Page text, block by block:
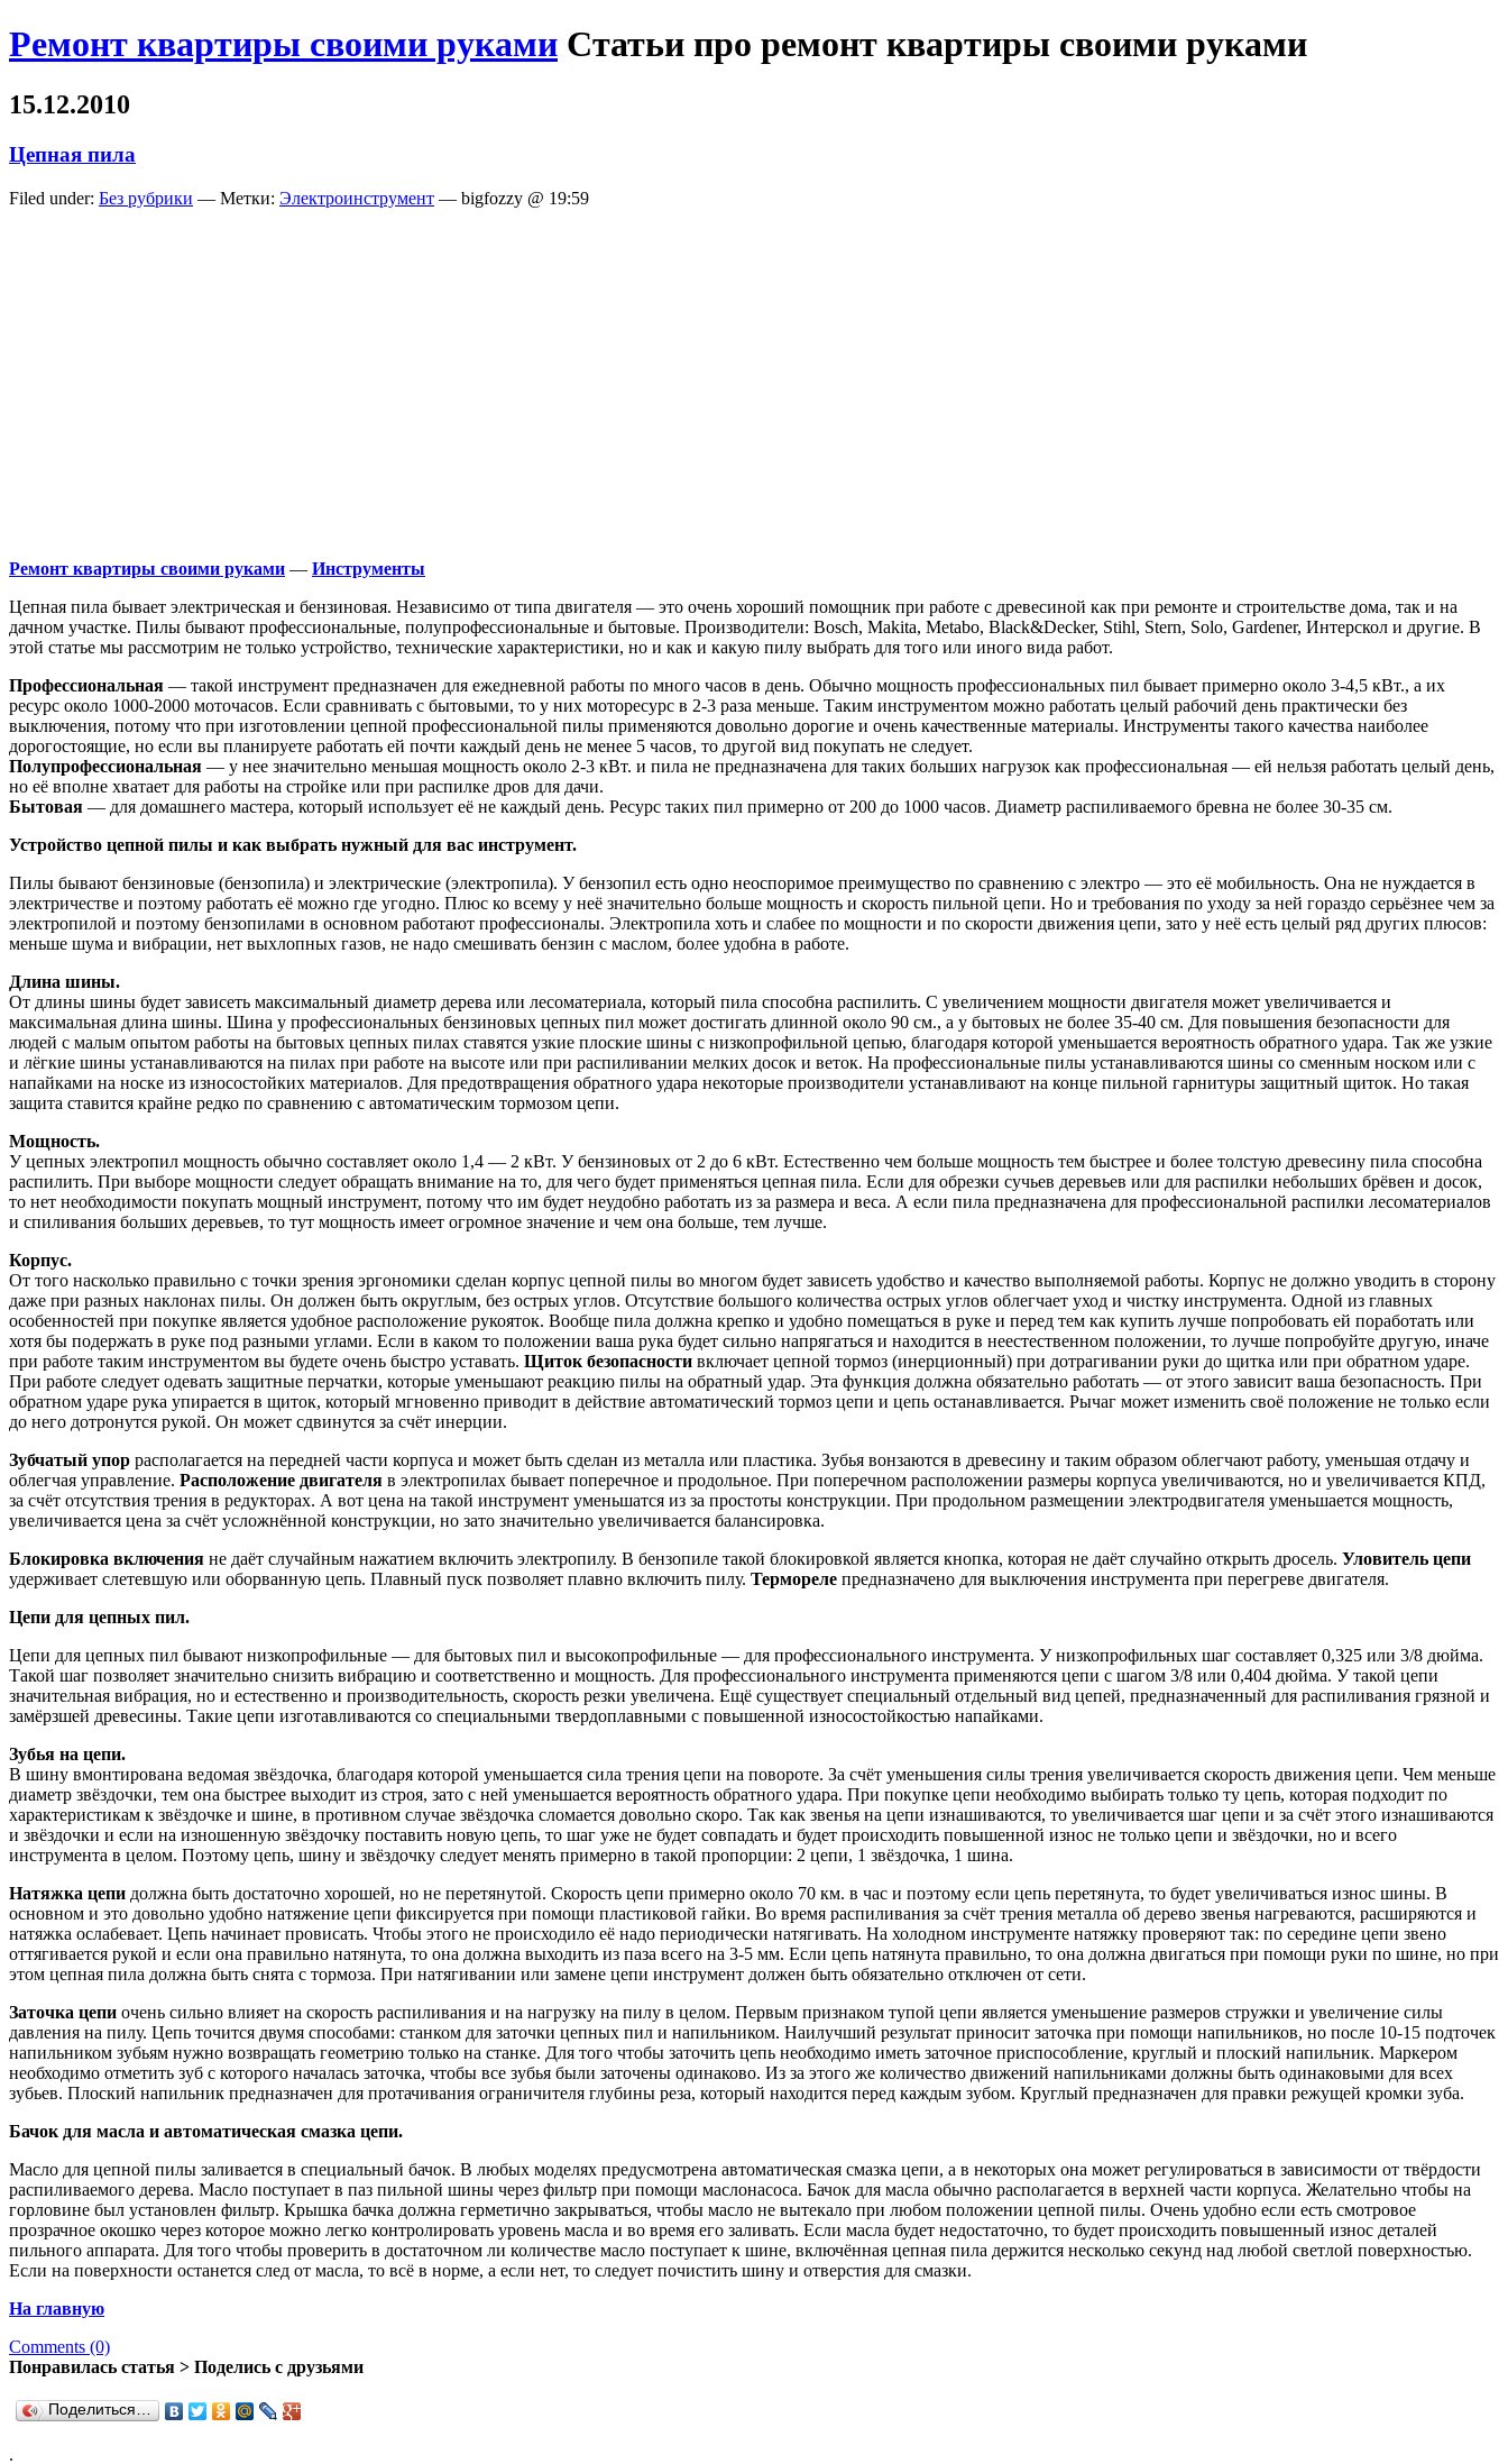
Ремонт квартиры своими руками Статьи про ремонт квартиры своими руками
15.12.2010
Цепная пила
Filed under: Без рубрики — Метки: Электроинструмент — bigfozzy @ 19:59
Ремонт квартиры своими руками — Инструменты
Цепная пила бывает электрическая и бензиновая. Независимо от типа двигателя — это очень хороший помощник при работе с древесиной как при ремонте и строительстве дома, так и на
дачном участке. Пилы бывают профессиональные, полупрофессиональные и бытовые. Производители: Bosch, Makita, Metabo, Black&Decker, Stihl, Stern, Solo, Gardener, Интерскол и другие. В
этой статье мы рассмотрим не только устройство, технические характеристики, но и как и какую пилу выбрать для того или иного вида работ.
Профессиональная — такой инструмент предназначен для ежедневной работы по много часов в день. Обычно мощность профессиональных пил бывает примерно около 3-4,5 кВт., а их
ресурс около 1000-2000 моточасов. Если сравнивать с бытовыми, то у них моторесурс в 2-3 раза меньше. Таким инструментом можно работать целый рабочий день практически без
выключения, потому что при изготовлении цепной профессиональной пилы применяются довольно дорогие и очень качественные материалы. Инструменты такого качества наиболее
дорогостоящие, но если вы планируете работать ей почти каждый день не менее 5 часов, то другой вид покупать не следует.
Полупрофессиональная — у нее значительно меньшая мощность около 2-3 кВт. и пила не предназначена для таких больших нагрузок как профессиональная — ей нельзя работать целый день,
но её вполне хватает для работы на стройке или при распилке дров для дачи.
Бытовая — для домашнего мастера, который использует её не каждый день. Ресурс таких пил примерно от 200 до 1000 часов. Диаметр распиливаемого бревна не более 30-35 см.
Устройство цепной пилы и как выбрать нужный для вас инструмент.
Пилы бывают бензиновые (бензопила) и электрические (электропила). У бензопил есть одно неоспоримое преимущество по сравнению с электро — это её мобильность. Она не нуждается в
электричестве и поэтому работать её можно где угодно. Плюс ко всему у неё значительно больше мощность и скорость пильной цепи. Но и требования по уходу за ней гораздо серьёзнее чем за
электропилой и поэтому бензопилами в основном работают профессионалы. Электропила хоть и слабее по мощности и по скорости движения цепи, зато у неё есть целый ряд других плюсов:
меньше шума и вибрации, нет выхлопных газов, не надо смешивать бензин с маслом, более удобна в работе.
Длина шины.
От длины шины будет зависеть максимальный диаметр дерева или лесоматериала, который пила способна распилить. С увеличением мощности двигателя может увеличивается и
максимальная длина шины. Шина у профессиональных бензиновых цепных пил может достигать длинной около 90 см., а у бытовых не более 35-40 см. Для повышения безопасности для
людей с малым опытом работы на бытовых цепных пилах ставятся узкие плоские шины с низкопрофильной цепью, благодаря которой уменьшается вероятность обратного удара. Так же узкие
и лёгкие шины устанавливаются на пилах при работе на высоте или при распиливании мелких досок и веток. На профессиональные пилы устанавливаются шины со сменным носком или с
напайками на носке из износостойких материалов. Для предотвращения обратного удара некоторые производители устанавливают на конце пильной гарнитуры защитный щиток. Но такая
защита ставится крайне редко по сравнению с автоматическим тормозом цепи.
Мощность.
У цепных электропил мощность обычно составляет около 1,4 — 2 кВт. У бензиновых от 2 до 6 кВт. Естественно чем больше мощность тем быстрее и более толстую древесину пила способна
распилить. При выборе мощности следует обращать внимание на то, для чего будет применяться цепная пила. Если для обрезки сучьев деревьев или для распилки небольших брёвен и досок,
то нет необходимости покупать мощный инструмент, потому что им будет неудобно работать из за размера и веса. А если пила предназначена для профессиональной распилки лесоматериалов
и спиливания больших деревьев, то тут мощность имеет огромное значение и чем она больше, тем лучше.
Корпус.
От того насколько правильно с точки зрения эргономики сделан корпус цепной пилы во многом будет зависеть удобство и качество выполняемой работы. Корпус не должно уводить в сторону
даже при разных наклонах пилы. Он должен быть округлым, без острых углов. Отсутствие большого количества острых углов облегчает уход и чистку инструмента. Одной из главных
особенностей при покупке является удобное расположение рукояток. Вообще пила должна крепко и удобно помещаться в руке и перед тем как купить лучше попробовать ей поработать или
хотя бы подержать в руке под разными углами. Если в каком то положении ваша рука будет сильно напрягаться и находится в неестественном положении, то лучше попробуйте другую, иначе
при работе таким инструментом вы будете очень быстро уставать. Щиток безопасности включает цепной тормоз (инерционный) при дотрагивании руки до щитка или при обратном ударе.
При работе следует одевать защитные перчатки, которые уменьшают реакцию пилы на обратный удар. Эта функция должна обязательно работать — от этого зависит ваша безопасность. При
обратном ударе рука упирается в щиток, который мгновенно приводит в действие автоматический тормоз цепи и цепь останавливается. Рычаг может изменить своё положение не только если
до него дотронутся рукой. Он может сдвинутся за счёт инерции.
Зубчатый упор располагается на передней части корпуса и может быть сделан из металла или пластика. Зубья вонзаются в древесину и таким образом облегчают работу, уменьшая отдачу и
облегчая управление. Расположение двигателя в электропилах бывает поперечное и продольное. При поперечном расположении размеры корпуса увеличиваются, но и увеличивается КПД,
за счёт отсутствия трения в редукторах. А вот цена на такой инструмент уменьшатся из за простоты конструкции. При продольном размещении электродвигателя уменьшается мощность,
увеличивается цена за счёт усложнённой конструкции, но зато значительно увеличивается балансировка.
Блокировка включения не даёт случайным нажатием включить электропилу. В бензопиле такой блокировкой является кнопка, которая не даёт случайно открыть дросель. Уловитель цепи
удерживает слетевшую или оборванную цепь. Плавный пуск позволяет плавно включить пилу. Термореле предназначено для выключения инструмента при перегреве двигателя.
Цепи для цепных пил.
Цепи для цепных пил бывают низкопрофильные — для бытовых пил и высокопрофильные — для профессионального инструмента. У низкопрофильных шаг составляет 0,325 или 3/8 дюйма.
Такой шаг позволяет значительно снизить вибрацию и соответственно и мощность. Для профессионального инструмента применяются цепи с шагом 3/8 или 0,404 дюйма. У такой цепи
значительная вибрация, но и естественно и производительность, скорость резки увеличена. Ещё существует специальный отдельный вид цепей, предназначенный для распиливания грязной и
замёрзшей древесины. Такие цепи изготавливаются со специальными твердоплавными с повышенной износостойкостью напайками.
Зубья на цепи.
В шину вмонтирована ведомая звёздочка, благодаря которой уменьшается сила трения цепи на повороте. За счёт уменьшения силы трения увеличивается скорость движения цепи. Чем меньше
диаметр звёздочки, тем она быстрее выходит из строя, зато с ней уменьшается вероятность обратного удара. При покупке цепи необходимо выбирать только ту цепь, которая подходит по
характеристикам к звёздочке и шине, в противном случае звёздочка сломается довольно скоро. Так как звенья на цепи изнашиваются, то увеличивается шаг цепи и за счёт этого изнашиваются
и звёздочки и если на изношенную звёздочку поставить новую цепь, то шаг уже не будет совпадать и будет происходить повышенной износ не только цепи и звёздочки, но и всего
инструмента в целом. Поэтому цепь, шину и звёздочку следует менять примерно в такой пропорции: 2 цепи, 1 звёздочка, 1 шина.
Натяжка цепи должна быть достаточно хорошей, но не перетянутой. Скорость цепи примерно около 70 км. в час и поэтому если цепь перетянута, то будет увеличиваться износ шины. В
основном и это довольно удобно натяжение цепи фиксируется при помощи пластиковой гайки. Во время распиливания за счёт трения металла об дерево звенья нагреваются, расширяются и
натяжка ослабевает. Цепь начинает провисать. Чтобы этого не происходило её надо периодически натягивать. На холодном инструменте натяжку проверяют так: по середине цепи звено
оттягивается рукой и если она правильно натянута, то она должна выходить из паза всего на 3-5 мм. Если цепь натянута правильно, то она должна двигаться при помощи руки по шине, но при
этом цепная пила должна быть снята с тормоза. При натягивании или замене цепи инструмент должен быть обязательно отключен от сети.
Заточка цепи очень сильно влияет на скорость распиливания и на нагрузку на пилу в целом. Первым признаком тупой цепи является уменьшение размеров стружки и увеличение силы
давления на пилу. Цепь точится двумя способами: станком для заточки цепных пил и напильником. Наилучший результат приносит заточка при помощи напильников, но после 10-15 подточек
напильником зубьям нужно возвращать геометрию только на станке. Для того чтобы заточить цепь необходимо иметь заточное приспособление, круглый и плоский напильник. Маркером
необходимо отметить зуб с которого началась заточка, чтобы все зубья были заточены одинаково. Из за этого же количество движений напильниками должны быть одинаковыми для всех
зубьев. Плоский напильник предназначен для протачивания ограничителя глубины реза, который находится перед каждым зубом. Круглый предназначен для правки режущей кромки зуба.
Бачок для масла и автоматическая смазка цепи.
Масло для цепной пилы заливается в специальный бачок. В любых моделях предусмотрена автоматическая смазка цепи, а в некоторых она может регулироваться в зависимости от твёрдости
распиливаемого дерева. Масло поступает в паз пильной шины через фильтр при помощи маслонасоса. Бачок для масла обычно располагается в верхней части корпуса. Желательно чтобы на
горловине был установлен фильтр. Крышка бачка должна герметично закрываться, чтобы масло не вытекало при любом положении цепной пилы. Очень удобно если есть смотровое
прозрачное окошко через которое можно легко контролировать уровень масла и во время его заливать. Если масла будет недостаточно, то будет происходить повышенный износ деталей
пильного аппарата. Для того чтобы проверить в достаточном ли количестве масло поступает к шине, включённая цепная пила держится несколько секунд над любой светлой поверхностью.
Если на поверхности останется след от масла, то всё в норме, а если нет, то следует почистить шину и отверстия для смазки.
На главную
Comments (0)
Понравилась статья > Поделись с друзьями
Поделиться…
.